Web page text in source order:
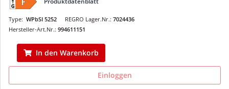
REGRO Lager.Nr.: 7024436
Type: WPbSI 5252
Hersteller-Art.Nr.: 994611151
In den Warenkorb
Einloggen